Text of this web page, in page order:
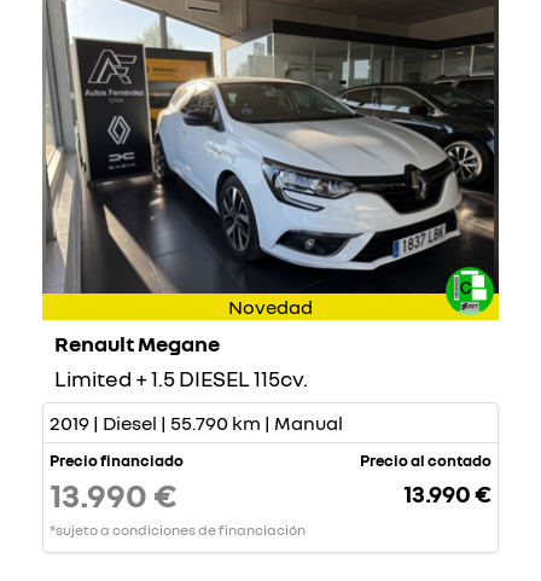
Novedad
Renault Megane
Limited + 1.5 DIESEL 115cv.
2019 | Diesel | 55.790 km | Manual
Precio financiado
13.990 €
*sujeto a condiciones de financiación
Precio al contado
13.990 €